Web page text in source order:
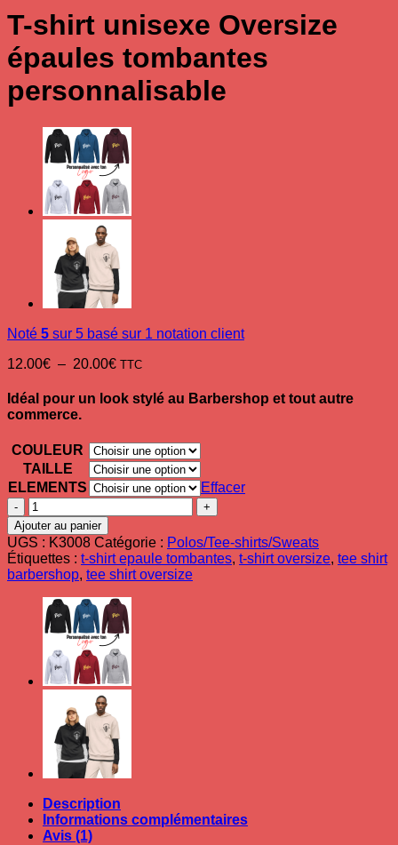
T-shirt unisexe Oversize
épaules tombantes
personnalisable
Noté 5 sur 5 basé sur 1 notation client
12.00€ – 20.00€Plage
prix :
12.00€
20.00€
TTC
Idéal pour un look stylé au Barbershop et tout autre
commerce.
COULEUR
TAILLE
ELEMENTS
Effacer
quantité
de
T-
shirt
unisexe
Oversize
épaules
tombantes
personnalisable
Ajouter au panier
UGS : K3008 Catégorie : Polos/Tee-shirts/Sweats
Étiquettes : t-shirt epaule tombantes, t-shirt oversize, tee shirt
barbershop, tee shirt oversize
Description
Informations complémentaires
Avis (1)